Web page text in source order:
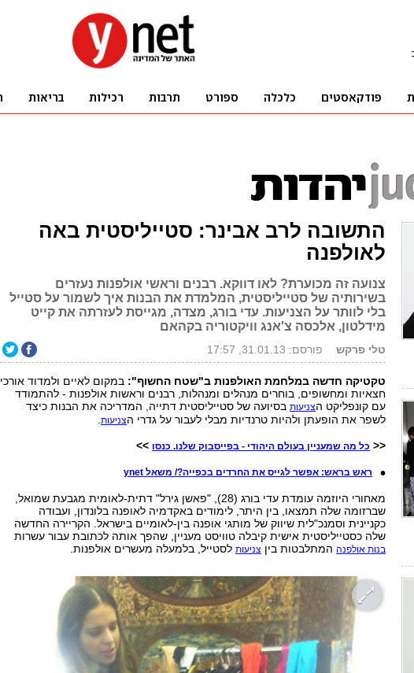
התשובה לרב אבינר: סטייליסטית באה
לאולפנה
צנועה זה מכוערת? לאו דווקא. רבנים וראשי אולפנות נעזרים
בשירותיה של סטייליסטית, המלמדת את הבנות איך לשמור על סטייל
בלי לוותר על הצניעות. עדי בורג, מצדה, מגייסת לעזרתה את קייט
מידלטון, אלכסה צ'אנג וויקטוריה בקהאם
טלי פרקש פורסם: 31.01.13, 17:57
טקטיקה חדשה במלחמת האולפנות ב"שטח החשוף": במקום לאיים ולמדוד אורכי
חצאיות ומחשופים, בוחרים מנהלים ומנהלות, רבנים וראשות אולפנות - להתמודד
עם קונפליקט הצניעותבסיועה של סטייליסטית דתייה, המדריכה את הבנות כיצד
לשפר את הופעתן ולהיות טרנדיות מבלי לעבור על גדרי הצניעות.
<< כל מה שמעניין בעולם היהודי - בפייסבוק שלנו. כנסו >>
ראש בראש: אפשר לגייס את החרדים בכפייה?/ משאל ynet
מאחורי היוזמה עומדת עדי בורג (28), "פאשן גירל" דתית-לאומית מגבעת שמואל,
שברזומה שלה תמצאו, בין היתר, לימודים באקדמיה לאופנה בלונדון, ועבודה
כקניינית וסמנכ"לית שיווק של מותגי אופנה בין-לאומיים בישראל. הקריירה החדשה
שלה כסטייליסטית אישית קיבלה טוויסט מעניין, שהפך אותה לכתובת עבור עשרות
בנות אולפנההמתלבטות בין צניעותלסטייל, בלמעלה מעשרים אולפנות.